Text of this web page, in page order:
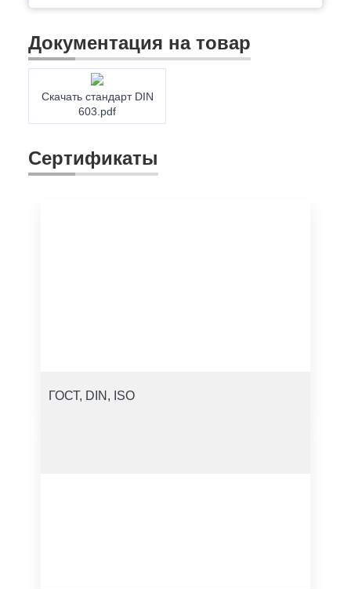
Документация на товар
Скачать стандарт DIN
603.pdf
Сертификаты
ГОСТ, DIN, ISO